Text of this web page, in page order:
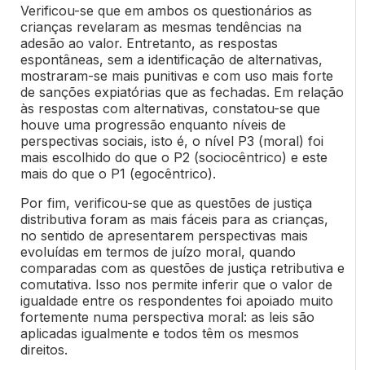
Verificou-se que em ambos os questionários as
crianças revelaram as mesmas tendências na
adesão ao valor. Entretanto, as respostas
espontâneas, sem a identificação de alternativas,
mostraram-se mais punitivas e com uso mais forte
de sanções expiatórias que as fechadas. Em relação
às respostas com alternativas, constatou-se que
houve uma progressão enquanto níveis de
perspectivas sociais, isto é, o nível P3 (moral) foi
mais escolhido do que o P2 (sociocêntrico) e este
mais do que o P1 (egocêntrico).
Por fim, verificou-se que as questões de justiça
distributiva foram as mais fáceis para as crianças,
no sentido de apresentarem perspectivas mais
evoluídas em termos de juízo moral, quando
comparadas com as questões de justiça retributiva e
comutativa. Isso nos permite inferir que o valor de
igualdade entre os respondentes foi apoiado muito
fortemente numa perspectiva moral: as leis são
aplicadas igualmente e todos têm os mesmos
direitos.